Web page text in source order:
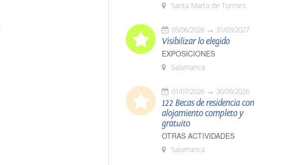
Santa Marta de Tormes
05/06/2026 31/03/2027
Visibilizar lo elegido
EXPOSICIONES
Salamanca
01/07/2026 30/09/2026
122 Becas de residencia con
alojamiento completo y
gratuito
OTRAS ACTIVIDADES
Salamanca